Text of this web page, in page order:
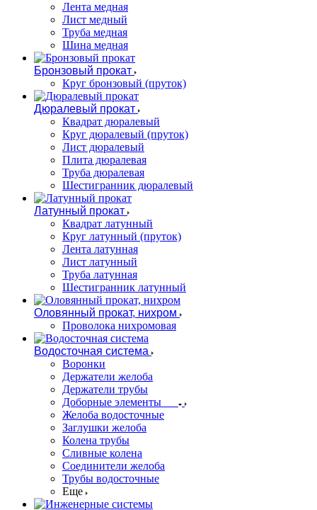
Лента медная
Лист медный
Труба медная
Шина медная
Бронзовый прокат
Круг бронзовый (пруток)
Дюралевый прокат
Квадрат дюралевый
Круг дюралевый (пруток)
Лист дюралевый
Плита дюралевая
Труба дюралевая
Шестигранник дюралевый
Латунный прокат
Квадрат латунный
Круг латунный (пруток)
Лента латунная
Лист латунный
Труба латунная
Шестигранник латунный
Оловянный прокат, нихром
Проволока нихромовая
Водосточная система
Воронки
Держатели желоба
Держатели трубы
Доборные элементы
Желоба водосточные
Заглушки желоба
Колена трубы
Сливные колена
Соединители желоба
Трубы водосточные
Еще